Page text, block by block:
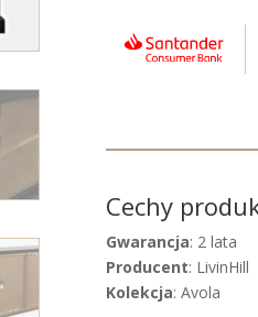
Cechy
Gwarancja: 2 lata
Producent: LivinHill
Kolekcja: Avola